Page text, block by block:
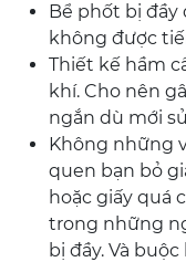
Bể phốt bị đầy
không được
Thiết kế hầm
khí. Cho nên
ngắn dù mới
Không những
quen bạn bỏ
hoặc giấy quá
trong những
bị đầy. Và